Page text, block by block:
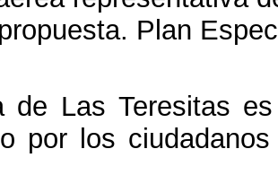
reforma propuesta.
La playa de Las
apreciado por los